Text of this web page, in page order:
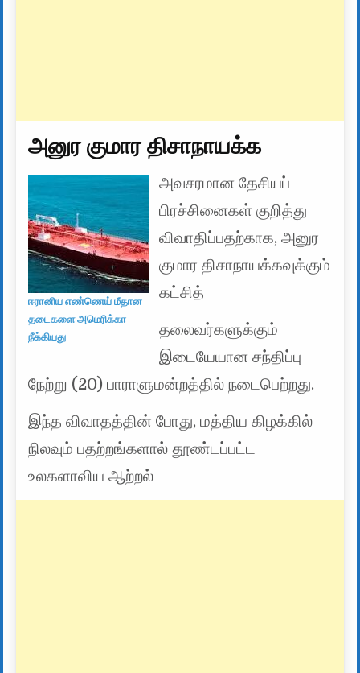
அனுர குமார திசாநாயக்க
ஈரானிய எண்ணெய் மீதான
தடைகளை அமெரிக்கா
நீக்கியது
அவசரமான தேசியப்
பிரச்சினைகள் குறித்து
விவாதிப்பதற்காக, அனுர
குமார திசாநாயக்கவுக்கும்
கட்சித்
தலைவர்களுக்கும்
இடையேயான சந்திப்பு
நேற்று (20) பாராளுமன்றத்தில் நடைபெற்றது.
இந்த விவாதத்தின் போது, ​​மத்திய கிழக்கில்
நிலவும் பதற்றங்களால் தூண்டப்பட்ட
உலகளாவிய ஆற்றல்